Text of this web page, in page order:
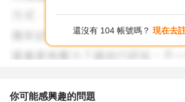
當然，如果你打算離職且沒打算爭一口氣
開就行。
是那種會對工作對同事造成負面影響的，
還沒有 104 帳號嗎？ 現在去
你可能感興趣的問題